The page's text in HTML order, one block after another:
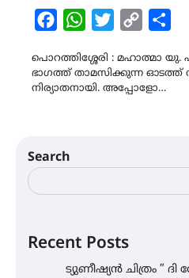
FacebookWhatsAppTwitterCopy
പൊറത്തിശ്ശേരി : മഹാത്മാ
ഭാഗത്ത് താമസിക്കുന്ന ഓടത്ത്
നിര്യാതനായി. അപ്പോളോ…
Search
Recent Posts
ട്യുണീഷ്യൻ ചിത്രം ”